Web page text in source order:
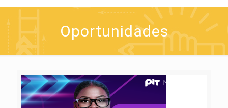
Oportunidades